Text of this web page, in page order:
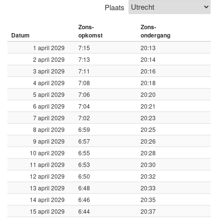
Plaats
Datum
Zons-
opkomst
Zons-
ondergang
1 april 2029 7:15
20:13
2 april 2029
7:13
20:14
3 april 2029
7:11
20:16
4 april 2029
7:08
20:18
5 april 2029
7:06
20:20
6 april 2029
7:04
20:21
7 april 2029
7:02
20:23
8 april 2029
6:59
20:25
9 april 2029
6:57
20:26
10 april 2029
6:55
20:28
11 april 2029
6:53
20:30
12 april 2029
6:50
20:32
13 april 2029
6:48
20:33
14 april 2029
6:46
20:35
15 april 2029
6:44
20:37